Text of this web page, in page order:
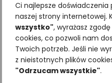
Ci najlepsze doświadczenia
naszej strony internetowej.
wszystko", wyrażasz
cookies, co pozwoli nam
Twoich potrzeb. Jeśli nie
z nieistotnych plików
"Odrzucam wszystkie".
dni:
SKU: